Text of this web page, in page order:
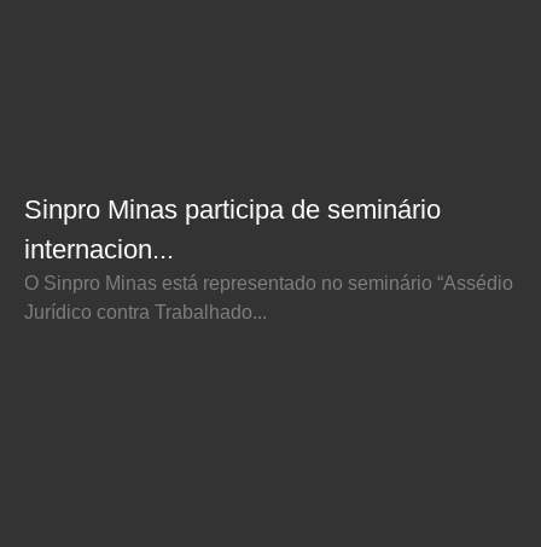
Sinpro Minas participa de seminário
internacion...
O Sinpro Minas está representado no seminário “Assédio
Jurídico contra Trabalhado...